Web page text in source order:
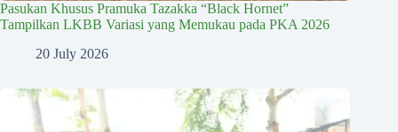
Pasukan Khusus Pramuka Tazakka “Black Hornet”
Tampilkan LKBB Variasi yang Memukau pada PKA 2026
20 July 2026